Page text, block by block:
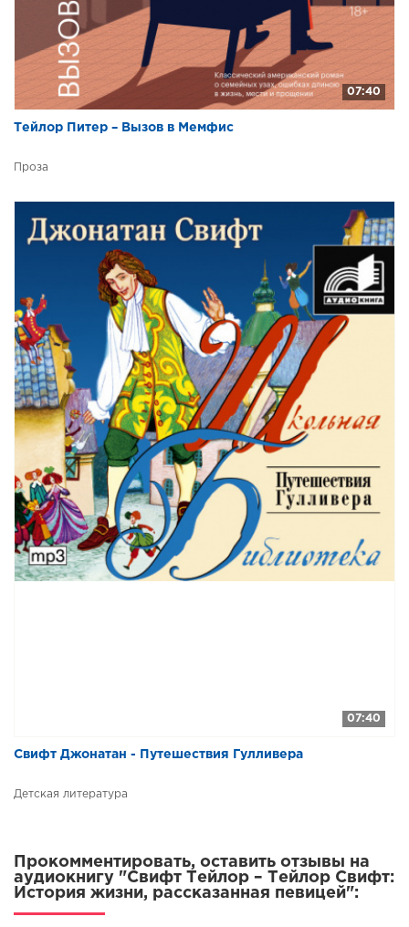
07:40
Тейлор Питер – Вызов в Мемфис
Проза
07:40
Свифт Джонатан - Путешествия Гулливера
Детская литература
Прокомментировать, оставить отзывы на
аудиокнигу "Свифт Тейлор – Тейлор Свифт:
История жизни, рассказанная певицей":